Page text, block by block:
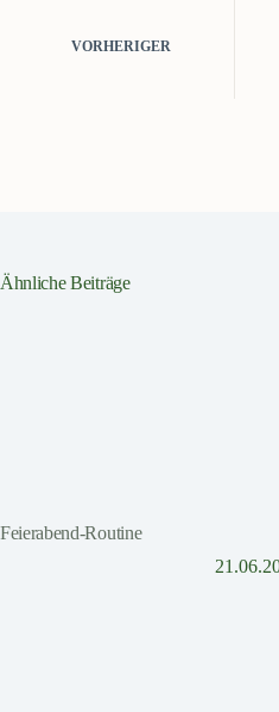
VORHERIGER
Ähnliche Beiträge
Feierabend-Routine